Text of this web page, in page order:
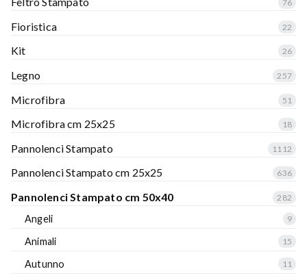
76
Fioristica 22
Kit 26
Legno 257
Microfibra 51
Microfibra cm 25x25 18
Pannolenci Stampato 1112
Pannolenci Stampato cm 25x25 636
Pannolenci Stampato cm 50x40 282
Angeli 9
Animali 15
Autunno 11